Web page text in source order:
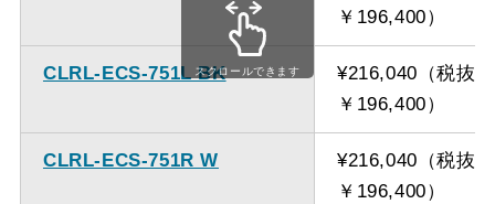
￥196,400）
CLRL-ECS-751L BK
¥216,040（税抜
￥196,400）
CLRL-ECS-751R W
¥216,040（税抜
￥196,400）
スクロールできます